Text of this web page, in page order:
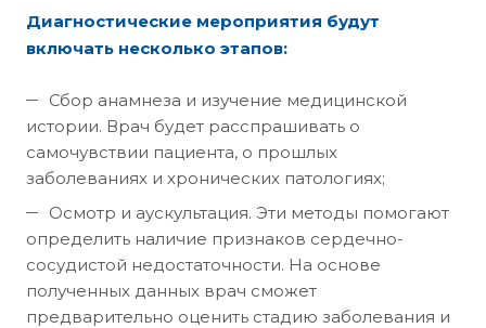
Диагностические мероприятия будут
включать несколько этапов:
Сбор анамнеза и изучение медицинской
истории. Врач будет расспрашивать о
самочувствии пациента, о прошлых
заболеваниях и хронических патологиях;
Осмотр и аускультация. Эти методы помогают
определить наличие признаков сердечно-
сосудистой недостаточности. На основе
полученных данных врач сможет
предварительно оценить стадию заболевания и